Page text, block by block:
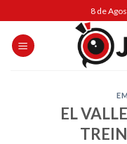
to
content
8 de
EL